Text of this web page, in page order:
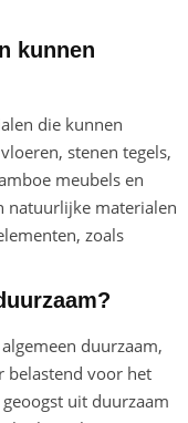
kunnen
die kunnen
stenen tegels,
meubels en
natuurlijke materialen
zoals
duurzaam,
belastend voor het
uit duurzaam